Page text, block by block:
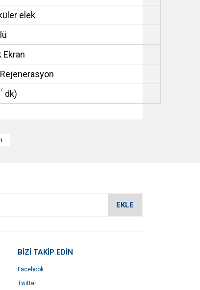
elek
Ekran
/ dk)
EKLE
BİZİ TAKİP EDİN
Facebook
Twitter